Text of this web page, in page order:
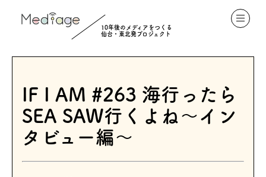
10年後のメディアをつくる
仙台・東北発プロジェクト
IF I AM #263 海行ったら
SEA SAW行くよね〜イン
タビュー編〜